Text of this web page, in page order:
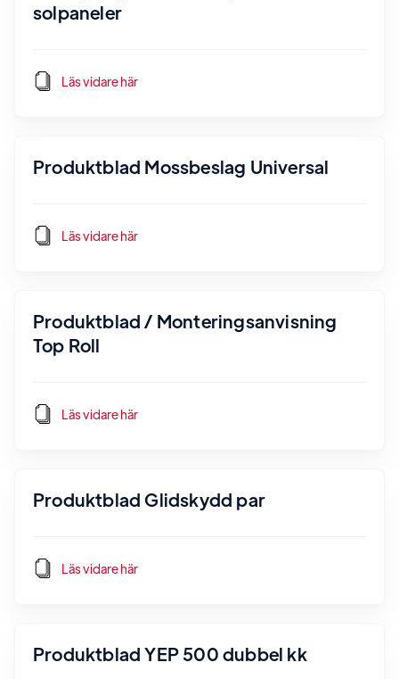
solpaneler
Läs vidare här
Produktblad Mossbeslag Universal
Läs vidare här
Produktblad / Monteringsanvisning
Top Roll
Läs vidare här
Produktblad Glidskydd par
Läs vidare här
Produktblad YEP 500 dubbel kk